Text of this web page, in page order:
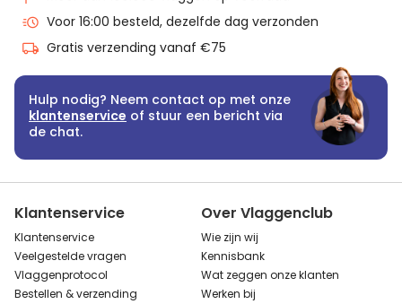
Voor 16:00 besteld, dezelfde dag verzonden
Gratis verzending vanaf €75
Hulp nodig? Neem contact op met onze
klantenservice of stuur een bericht via
de chat.
Klantenservice
Klantenservice
Veelgestelde vragen
Vlaggenprotocol
Bestellen & verzending
Over Vlaggenclub
Wie zijn wij
Kennisbank
Wat zeggen onze klanten
Werken bij